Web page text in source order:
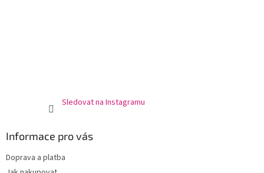
Sledovat na Instagramu
Informace pro vás
Doprava a platba